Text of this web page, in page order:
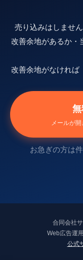
売り込みはしませ
改善余地があるか・
改善余地がなければ
メールが
お急ぎの方は
合同会社
Web広告運
公式